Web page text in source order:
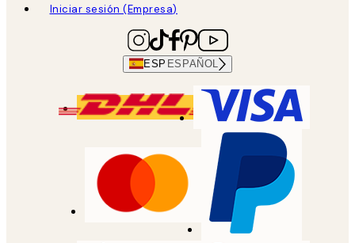
Iniciar sesión (Empresa)
ESP ESPAÑOL